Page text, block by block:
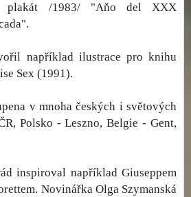
plakát /1983/ "Aňo del XXX
například ilustrace pro knihu
Sex (1991).
v mnoha českých i světových
Polsko - Leszno, Belgie - Gent,
inspiroval například Giuseppem
Novinářka Olga Szymanská